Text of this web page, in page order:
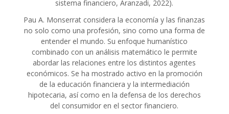
sistema financiero, Aranzadi, 2022).
Pau A. Monserrat considera la economía y las finanzas
no solo como una profesión, sino como una forma de
entender el mundo. Su enfoque humanístico
combinado con un análisis matemático le permite
abordar las relaciones entre los distintos agentes
económicos. Se ha mostrado activo en la promoción
de la educación financiera y la intermediación
hipotecaria, así como en la defensa de los derechos
del consumidor en el sector financiero.